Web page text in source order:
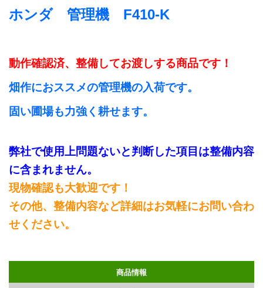
ホンダ 管理機 F410-K
動作確認済、整備してお渡しする商品です！
畑作におススメの管理機の入荷です。
固い圃場も力強く耕せます。
弊社で使用上問題ないと判断した項目は整備内容
に含まれません。
現物確認も大歓迎です！
その他、整備内容など詳細はお気軽にお問い合わ
せください。
商品情報